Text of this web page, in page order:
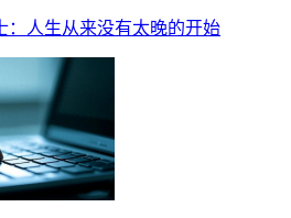
：人生从来没有太晚的开始